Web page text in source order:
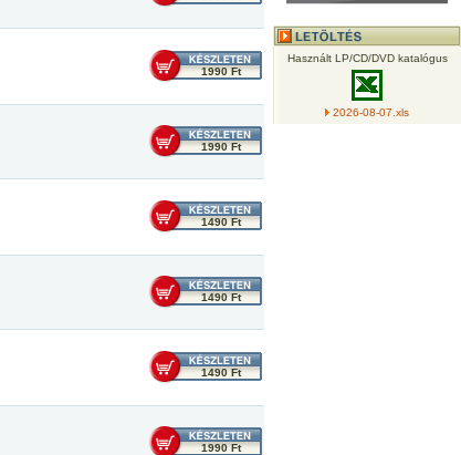
1990 Ft
1990 Ft
1490 Ft
1490 Ft
1490 Ft
1990 Ft
Használt LP/CD/DVD katalógus
2026-08-07.xls